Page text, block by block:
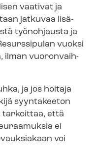
vaativat ja
jatkuvaa li­sä­
työnohjausta ja
vuoksi
ilman vuo­ron­vaih­
ja jos hoitaja
syyntakeeton
tarkoittaa, että
ei
voi